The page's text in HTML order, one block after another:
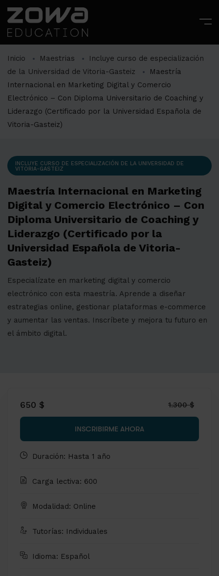
Inicio Maestrias
Incluye curso de especialización
de la Universidad de Vitoria-Gasteiz
Maestría
Internacional en Marketing Digital y Comercio
Electrónico – Con Diploma Universitario de Coaching y
Liderazgo (Certificado por la Universidad Española de
Vitoria-Gasteiz)
INCLUYE CURSO DE ESPECIALIZACIÓN DE LA UNIVERSIDAD DE
VITORIA-GASTEIZ
Maestría Internacional en Marketing
Digital y Comercio Electrónico – Con
Diploma Universitario de Coaching y
Liderazgo (Certificado por la
Universidad Española de Vitoria-
Gasteiz)
Especialízate en marketing digital y comercio
electrónico con esta maestría. Aprende a diseñar
estrategias online, gestionar plataformas e-commerce
y aumentar las ventas. Inscríbete y mejora tu futuro en
el ámbito digital.
650 $ 1.300 $
INSCRIBIRME AHORA
Duración: Hasta 1 año
Carga lectiva: 600
Modalidad: Online
Tutorías: Individuales
Idioma: Español